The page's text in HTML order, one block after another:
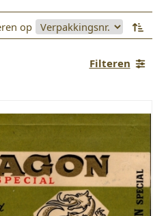
op
Filteren